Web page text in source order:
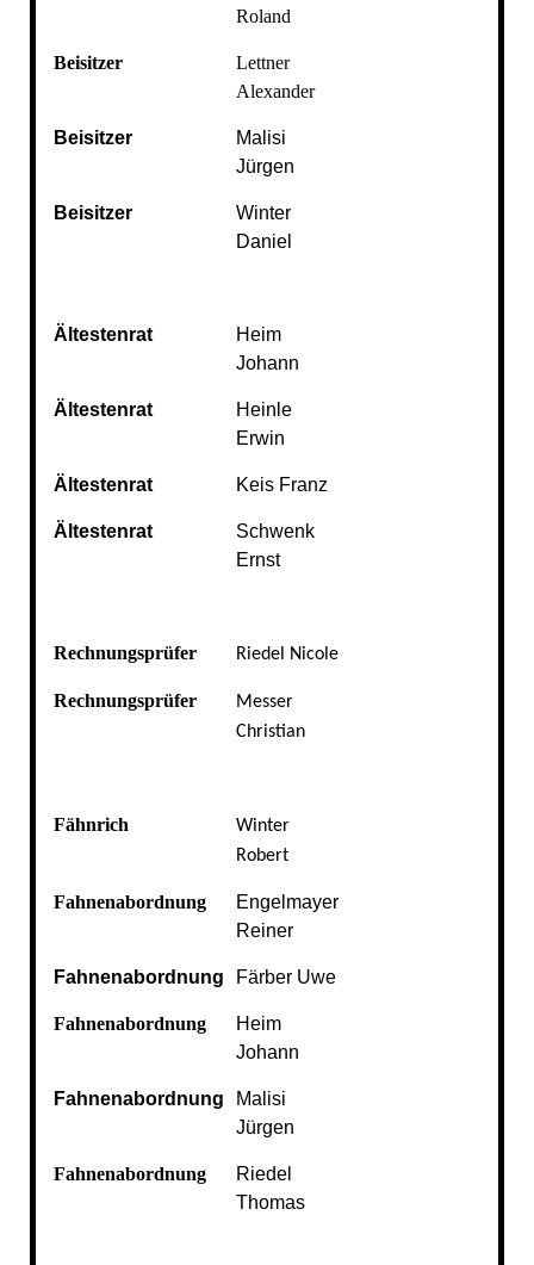
Roland
Beisitzer
Lettner
Alexander
Beisitzer
Malisi
Jürgen
Beisitzer
Winter
Daniel
Ältestenrat
Heim
Johann
Ältestenrat
Heinle
Erwin
Ältestenrat Keis Franz
Ältestenrat
Schwenk
Ernst
Rechnungsprüfer Riedel Nicole
Rechnungsprüfer
Messer
Christian
Fähnrich
Winter
Robert
Fahnenabordnung
Engelmayer
Reiner
Fahnenabordnung Färber Uwe
Fahnenabordnung
Heim
Johann
Fahnenabordnung
Malisi
Jürgen
Fahnenabordnung
Riedel
Thomas